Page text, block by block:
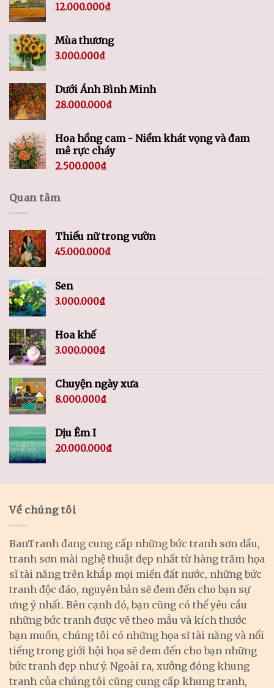
12.000.000₫
Mùa thương
3.000.000₫
Dưới Ánh Bình Minh
28.000.000₫
Hoa hồng cam - Niềm khát vọng và đam
mê rực cháy
2.500.000₫
Quan tâm
Thiếu nữ trong vườn
45.000.000₫
Sen
3.000.000₫
Hoa khế
3.000.000₫
Chuyện ngày xưa
8.000.000₫
Dịu Êm I
20.000.000₫
Về chúng tôi
BanTranh đang cung cấp những bức tranh sơn dầu,
tranh sơn mài nghệ thuật đẹp nhất từ hàng trăm họa
sĩ tài năng trên khắp mọi miền đất nước, những bức
tranh độc đáo, nguyên bản sẽ đem đến cho bạn sự
ưng ý nhất. Bên cạnh đó, bạn cũng có thể yêu cầu
những bức tranh được vẽ theo mẫu và kích thước
bạn muốn, chúng tôi có những họa sĩ tài năng và nổi
tiếng trong giới hội họa sẽ đem đến cho bạn những
bức tranh đẹp như ý. Ngoài ra, xưởng đóng khung
tranh của chúng tôi cũng cung cấp khung tranh,